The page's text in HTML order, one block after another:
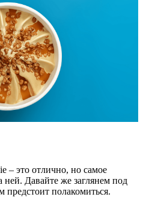
– это отлично, но самое
ней. Давайте же заглянем под
полакомиться.